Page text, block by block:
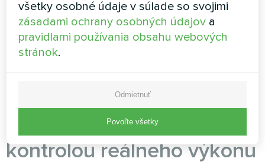
univerzálny pre jednoduché systémy, BeeSmart
– pre zložité s automatizáciou, BeeThermic – pre
extrémne chladné podnebie. No najdôležitejšie
konkrétnych podmienkach prevádzky.
Praktické scenáre výberu s
kontrolou reálneho výkonu
všetky osobné údaje v súlade so svojimi
zásadami ochrany osobných údajov a
pravidlami používania obsahu webových
stránok.
Odmietnuť
Povoľte všetky